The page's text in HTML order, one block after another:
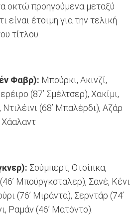
οκτώ προηγούμενα μεταξύ
είναι έτοιμη για την τελική
τίτλου.
Φαβρ): Μπούρκι, Ακινζί,
(87’ Σμέλτσερ), Χακίμι,
(68’ Μπαλέρδι), Αζάρ
Χάαλαντ
Σούμπερτ, Οτσίπκα,
Μπούργκσταλερ), Σανέ, Κένι
(76’ Μιράντα), Σερντάρ (74’
Ραμάν (46’ Ματόντο).